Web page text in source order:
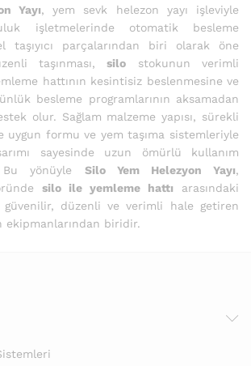
Yayı, yem sevk helezon yayı işleviyle
işletmelerinde otomatik besleme
taşıyıcı parçalarından biri olarak öne
taşınması,silo stokunun verimli
hattının kesintisiz beslenmesine ve
besleme programlarının aksamadan
olur. Sağlam malzeme yapısı, sürekli
uygun formu ve yem taşıma sistemleriyle
sayesinde uzun ömürlü kullanım
Bu yönüyle Silo Yem Helezyon Yayı,
silo ile yemleme hattı arasındaki
düzenli ve verimli hale getiren
ekipmanlarından biridir.